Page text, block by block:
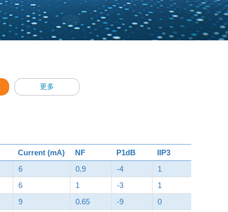
更多
Current (mA) NF P1dB
IIP3
6 0.9 -4
1
6 1 -3
1
9 0.65 -9 0